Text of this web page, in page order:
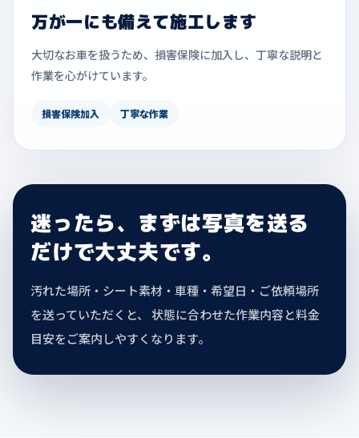
万が一にも備えて施工します
大切なお車を扱うため、損害保険に加入し、丁寧な説明と
作業を心がけています。
損害保険加入 丁寧な作業
迷ったら、まずは写真を送る
だけで大丈夫です。
汚れた場所・シート素材・車種・希望日・ご依頼場所
を送っていただくと、 状態に合わせた作業内容と料金
目安をご案内しやすくなります。